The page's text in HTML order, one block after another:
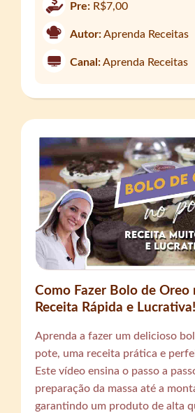
Pre: R$7,00
Autor:Aprenda Receitas
Canal:Aprenda Receitas
Como Fazer Bolo de Oreo
Receita Rápida e Lucrativa!
Aprenda a fazer um delicioso
pote, uma receita prática e
Este vídeo ensina o passo a
preparação da massa até a
garantindo um produto de alta